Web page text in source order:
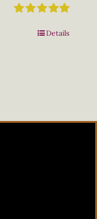
5.00von
Details